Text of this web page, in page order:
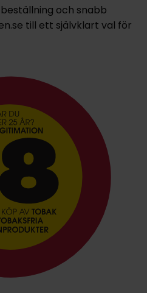
och snabb
till ett självklart val för